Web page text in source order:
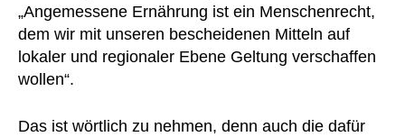
„Angemessene Ernährung ist ein Menschenrecht,
dem wir mit unseren bescheidenen Mitteln auf
lokaler und regionaler Ebene Geltung verschaffen
wollen“.
Das ist wörtlich zu nehmen, denn auch die dafür